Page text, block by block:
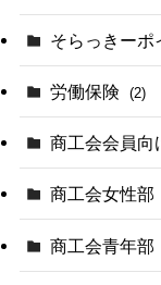
そらっきーポ
労働保険 (2)
商工会会員向
商工会女性部
商工会青年部